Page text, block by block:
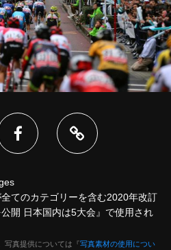
てのカテゴリーを含む2020年改訂
開 日本国内は5大会』で使用され
写真提供については『写真素材の使用につい